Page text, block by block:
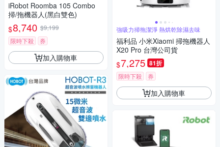
iRobot Roomba 105 Combo
掃/拖機器人(黑白雙色)
$8,740 $9,199
限時下殺
券
加入購物車
強吸力掃拖潔淨 熱烘乾除濕去味
福利品 小米Xiaomi 掃拖機器人
X20 Pro 台灣公司貨
$7,275 81折
限時下殺 券
加入購物車